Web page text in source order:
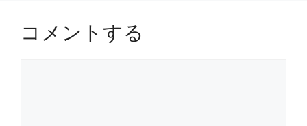
コメントする